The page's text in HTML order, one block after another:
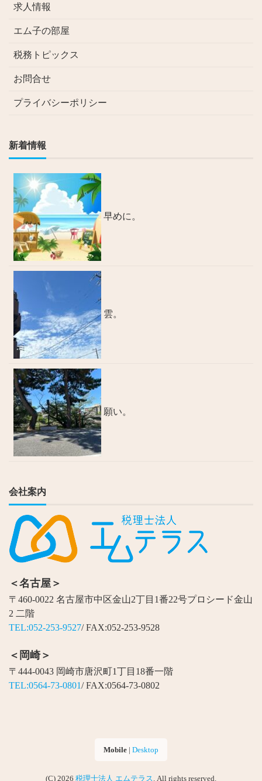
求人情報
エム子の部屋
税務トピックス
お問合せ
プライバシーポリシー
新着情報
早めに。
雲。
願い。
会社案内
＜名古屋＞
〒460-0022 名古屋市中区金山2丁目1番22号プロシード金山
2 二階
TEL:052-253-9527/ FAX:052-253-9528
＜岡崎＞
〒444-0043 岡崎市唐沢町1丁目18番一階
TEL:0564-73-0801/ FAX:0564-73-0802
Mobile | Desktop
(C) 2026 税理士法人 エムテラス. All rights reserved.